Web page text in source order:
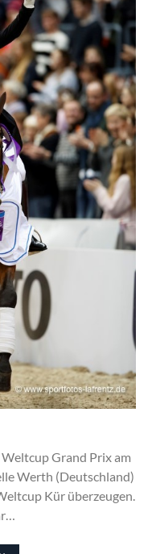
Grand Prix am
Werth (Deutschland)
Kür überzeugen.